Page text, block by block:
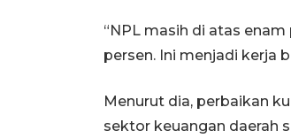
“NPL masih di atas
persen. Ini menjadi kerja
Menurut dia, perbaikan
sektor keuangan daerah